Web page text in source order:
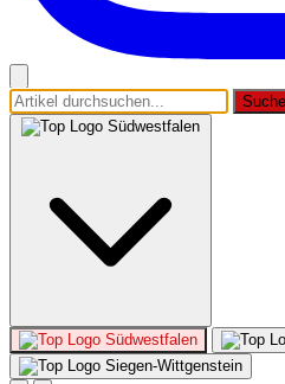
Südwestfalen
Südwestfalen
Siegen-Wittgenstein